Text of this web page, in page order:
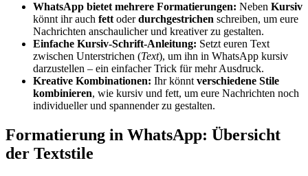
WhatsApp bietet mehrere Formatierungen: Neben Kursiv
könnt ihr auch fett oderdurchgestrichen schreiben, um eure
Nachrichten anschaulicher und kreativer zu gestalten.
Einfache Kursiv-Schrift-Anleitung: Setzt euren Text
zwischen Unterstrichen (Text), um ihn in WhatsApp kursiv
darzustellen – ein einfacher Trick für mehr Ausdruck.
Kreative Kombinationen: Ihr könnt verschiedene Stile
kombinieren, wie kursiv und fett, um eure Nachrichten noch
individueller und spannender zu gestalten.
Formatierung in WhatsApp: Übersicht
der Textstile